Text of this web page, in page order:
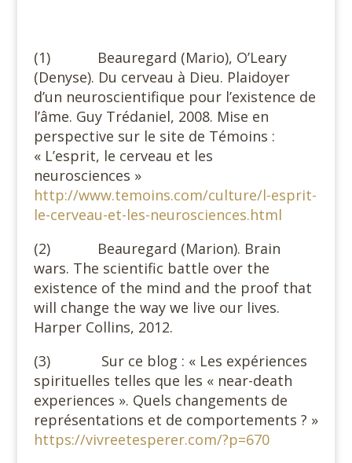
(1) Beauregard (Mario), O’Leary
(Denyse). Du cerveau à Dieu. Plaidoyer
d’un neuroscientifique pour l’existence de
l’âme. Guy Trédaniel, 2008. Mise en
perspective sur le site de Témoins :
« L’esprit, le cerveau et les
neurosciences »
http://www.temoins.com/culture/l-esprit-
le-cerveau-et-les-neurosciences.html
(2) Beauregard (Marion). Brain
wars. The scientific battle over the
existence of the mind and the proof that
will change the way we live our lives.
Harper Collins, 2012.
(3) Sur ce blog : « Les expériences
spirituelles telles que les « near-death
experiences ». Quels changements de
représentations et de comportements ? »
https://vivreetesperer.com/?p=670